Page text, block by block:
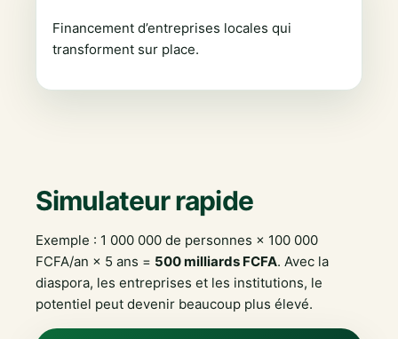
Financement d’entreprises locales qui
transforment sur place.
Simulateur rapide
Exemple : 1 000 000 de personnes × 100 000
FCFA/an × 5 ans = 500 milliards FCFA. Avec la
diaspora, les entreprises et les institutions, le
potentiel peut devenir beaucoup plus élevé.